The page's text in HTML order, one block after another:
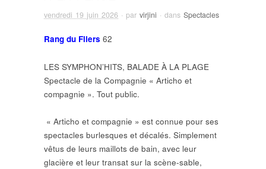
vendredi 19 juin 2026 · par virjini · dans Spectacles
Rang du Fliers 62
LES SYMPHON’HITS, BALADE À LA PLAGE
Spectacle de la Compagnie « Articho et
compagnie ». Tout public.
« Articho et compagnie » est connue pour ses
spectacles burlesques et décalés. Simplement
vêtus de leurs maillots de bain, avec leur
glacière et leur transat sur la scène-sable,